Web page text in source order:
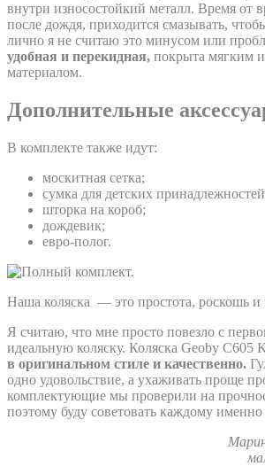
внутри износостойкий металл. Время от
после дождя, приходится смазывать,
лично я не считаю это минусом или
удобная и перекидная, покрыта мягким
материалом.
Дополнительные
В комплекте также идут:
москитная сетка;
сумка для детских
шторка на короб;
дождевик;
евро-полог.
Наша коляска — это простота, роскошь и
Я считаю, что мне просто повезло с
идеальную коляску. Коляска Geoby C605
в оригинальном стиле и качественно.
одно удовольствие, а ухаживать проще
комплектующие мы проверили на
поэтому буду советовать каждому